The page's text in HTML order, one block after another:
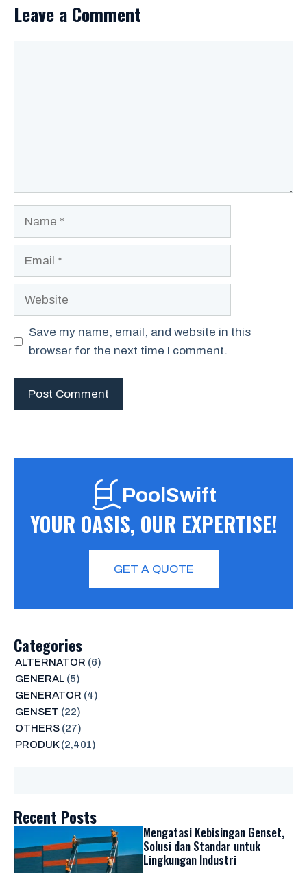
Leave a Comment
Website
Save my name, email, and website in this
browser for the next time I comment.
PoolSwift
YOUR OASIS, OUR EXPERTISE!
GET A QUOTE
Categories
ALTERNATOR (6)
GENERAL(5)
GENERATOR (4)
GENSET (22)
OTHERS(27)
PRODUK(2,401)
Recent Posts
Mengatasi Kebisingan Genset,
Solusi dan Standar untuk
Lingkungan Industri